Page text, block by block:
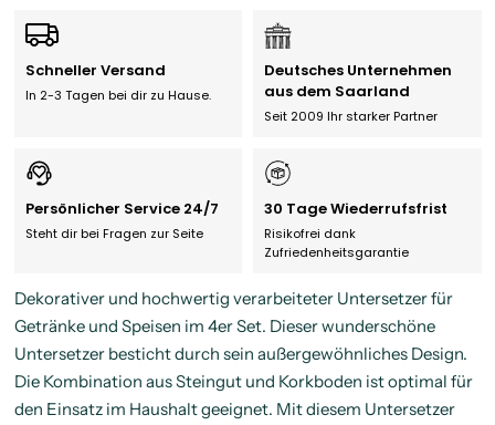
Schneller Versand
In 2-3 Tagen bei dir zu Hause.
Deutsches Unternehmen
aus dem Saarland
Seit 2009 Ihr starker Partner
Persönlicher Service 24/7
Steht dir bei Fragen zur Seite
30 Tage Wiederrufsfrist
Risikofrei dank
Zufriedenheitsgarantie
Dekorativer und hochwertig verarbeiteter Untersetzer für
Getränke und Speisen im 4er Set. Dieser wunderschöne
Untersetzer besticht durch sein außergewöhnliches Design.
Die Kombination aus Steingut und Korkboden ist optimal für
den Einsatz im Haushalt geeignet. Mit diesem Untersetzer